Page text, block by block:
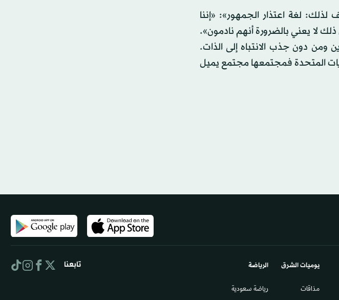
لغة اعتذار الجمهور»: «إننا
لا يعني بالضرورة أنهم نادمون».
ومن دون جذب الانتباه إلى الذات.
المتحدة فمجتمعها مجتمع يميل
يوميات الشرق​
مذاقات
الرياضة
رياضة سعودية
تابعنا